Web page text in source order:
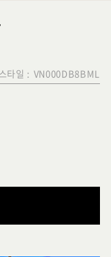
스타일 : VN000DB8BML